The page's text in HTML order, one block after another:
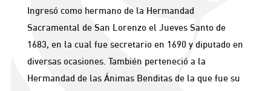
Ingresó como hermano de la Hermandad
Sacramental de San Lorenzo el Jueves Santo de
1683, en la cual fue secretario en 1690 y diputado en
diversas ocasiones. También perteneció a la
Hermandad de las Ánimas Benditas de la que fue su